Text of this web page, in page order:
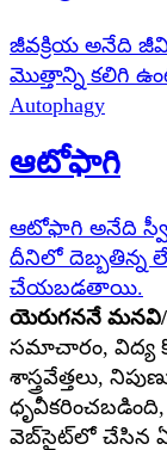
జీవక్రియ అనేది
మొత్తాన్ని కలిగి
Autophagy
ఆటోఫాగి
ఆటోఫాగి అనేది
దీనిలో దెబ్బతిన్న
చేయబడతాయి.
యెరుగననే
సమాచారం, విద్య
శాస్త్రవేత్తలు,
వెబ్‌సైట్‌లో చేసిన